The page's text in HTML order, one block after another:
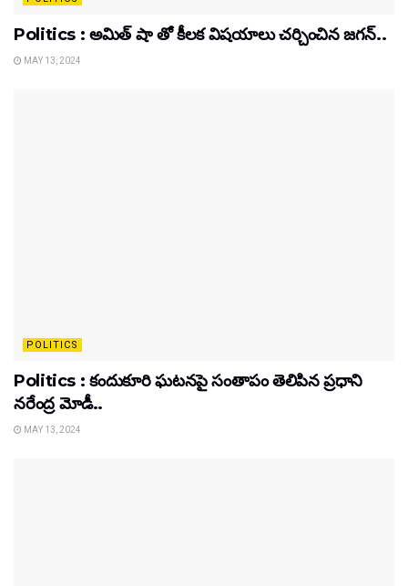
Politics : అమిత్ షా తో కీలక విషయాలు చర్చించిన జగన్..
MAY 13, 2024
POLITICS
Politics : కందుకూరి ఘటనపై సంతాపం తెలిపిన ప్రధాని
నరేంద్ర మోడీ..
MAY 13, 2024